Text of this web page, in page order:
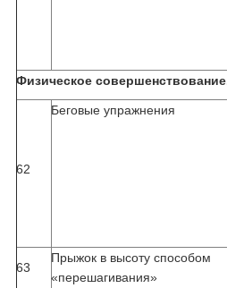
Физическое
62
Беговые упражнения
63
Прыжок в высоту способом
«перешагивания»